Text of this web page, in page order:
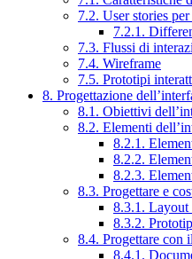
7.2. User stories
7.2.1.
7.3. Flussi di
7.4. Wireframe
7.5. Prototipi
8. Progettazione
8.1. Obiettivi
8.2. Elementi
8.2.1.
8.2.2.
8.2.3.
8.3. Progettare e
8.3.1. Layout
8.3.2.
8.4. Progettare con
8.4.1.